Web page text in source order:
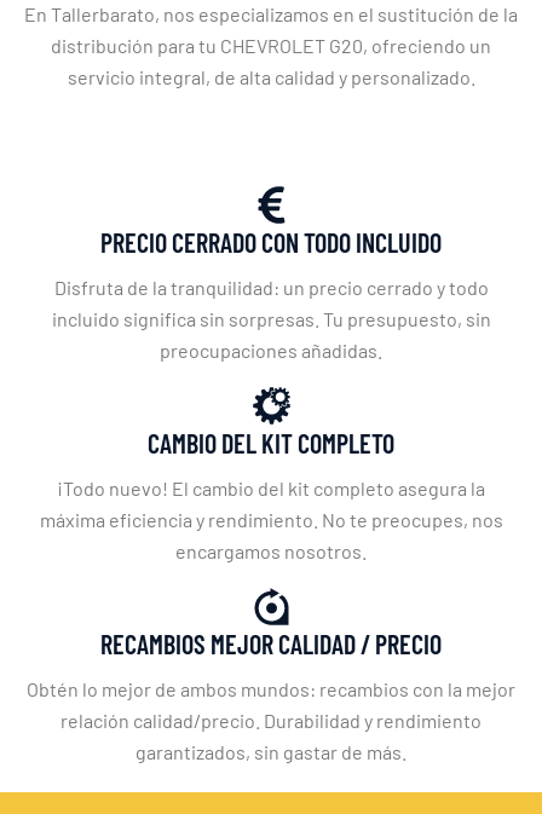
En Tallerbarato, nos especializamos en el sustitución de la
distribución para tu CHEVROLET G20, ofreciendo un
servicio integral, de alta calidad y personalizado.
PRECIO CERRADO CON TODO INCLUIDO
Disfruta de la tranquilidad: un precio cerrado y todo
incluido significa sin sorpresas. Tu presupuesto, sin
preocupaciones añadidas.
CAMBIO DEL KIT COMPLETO
¡Todo nuevo! El cambio del kit completo asegura la
máxima eficiencia y rendimiento. No te preocupes, nos
encargamos nosotros.
RECAMBIOS MEJOR CALIDAD / PRECIO
Obtén lo mejor de ambos mundos: recambios con la mejor
relación calidad/precio. Durabilidad y rendimiento
garantizados, sin gastar de más.